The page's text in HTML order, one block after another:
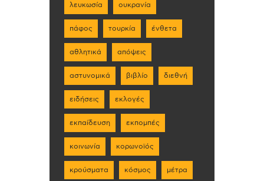
λευκωσία ουκρανία
πάφος τουρκία ένθετα
αθλητικά απόψεις
αστυνομικά βιβλίο διεθνή
ειδήσεις εκλογές
εκπαίδευση εκπομπές
κοινωνία κορωνοϊός
κρούσματα κόσμος μέτρα